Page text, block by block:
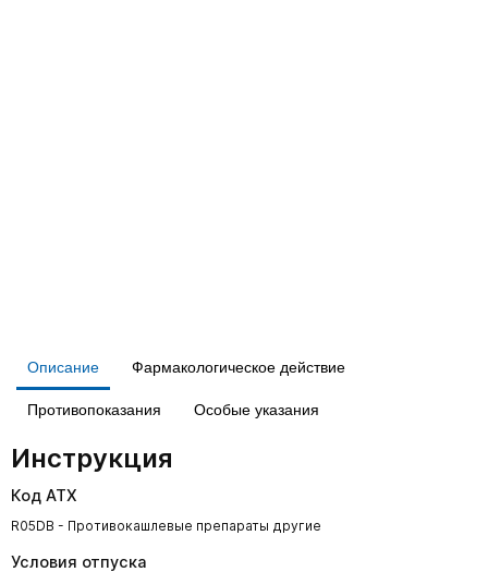
Описание Фармакологическое действие
Противопоказания Особые указания
Инструкция
Код АТХ
R05DB - Противокашлевые препараты другие
Условия отпуска